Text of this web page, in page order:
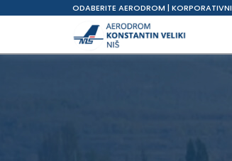
ODABERITE AERODROM | KORPORATIVNI